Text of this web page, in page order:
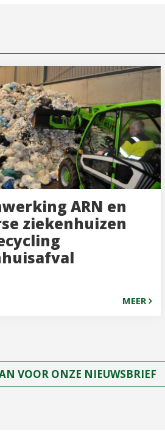
ARN en
ziekenhuizen
MEER
VOOR ONZE NIEUWSBRIEF